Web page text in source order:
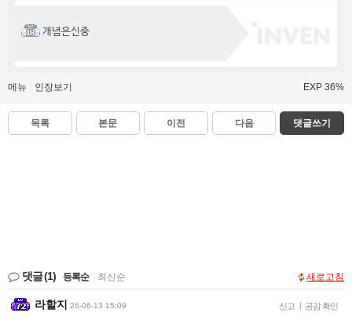
개념은신중
메뉴 인장보기 EXP 36%
목록 본문 이전 다음 댓글쓰기
댓글(1) 등록순 최신순 새로고침
라할지 26-06-13 15:09 신고 | 공감 확인